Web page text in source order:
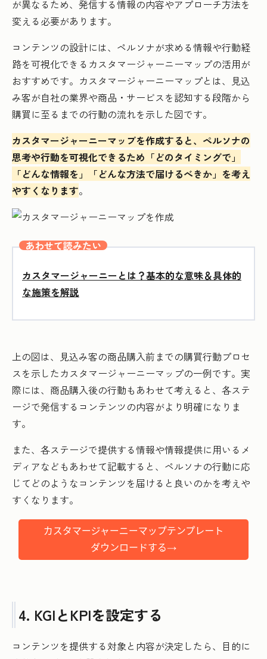
が異なるため、発信する情報の内容やアプローチ方法を
変える必要があります。
コンテンツの設計には、ペルソナが求める情報や行動経
路を可視化できるカスタマージャーニーマップの活用が
おすすめです。カスタマージャーニーマップとは、見込
み客が自社の業界や商品・サービスを認知する段階から
購買に至るまでの行動の流れを示した図です。
カスタマージャーニーマップを作成すると、ペルソナの
思考や行動を可視化できるため「どのタイミングで」
「どんな情報を」「どんな方法で届けるべきか」を考え
やすくなります。
あわせて読みたい
カスタマージャーニーとは？基本的な意味＆具体的
な施策を解説
上の図は、見込み客の商品購入前までの購買行動プロセ
スを示したカスタマージャーニーマップの一例です。実
際には、商品購入後の行動もあわせて考えると、各ステ
ージで発信するコンテンツの内容がより明確になりま
す。
また、各ステージで提供する情報や情報提供に用いるメ
ディアなどもあわせて記載すると、ペルソナの行動に応
じてどのようなコンテンツを届けると良いのかを考えや
すくなります。
4. KGIとKPIを設定する
コンテンツを提供する対象と内容が決定したら、目的に